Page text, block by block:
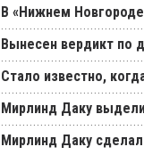
В «Нижнем
Вынесен вердикт по
Стало известно,
Мирлинд Даку
Мирлинд Даку сделал